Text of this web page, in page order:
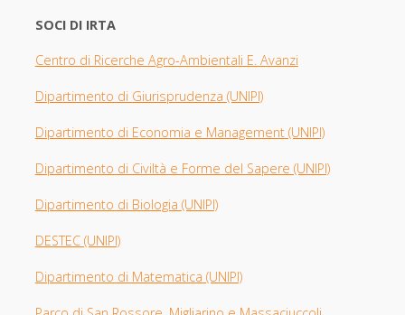
SOCI DI IRTA
Centro di Ricerche Agro-Ambientali E. Avanzi
Dipartimento di Giurisprudenza (UNIPI​)
Dipartimento di Economia e Management (UNIPI)
Dipartimento di Civiltà e Forme del Sapere (UNIPI)
Dipartimento di Biologia (UNIPI)
DESTEC (UNIPI)
Dipartimento di Matematica (UNIPI)